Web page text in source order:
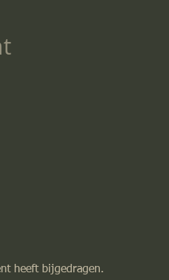
heeft bijgedragen.